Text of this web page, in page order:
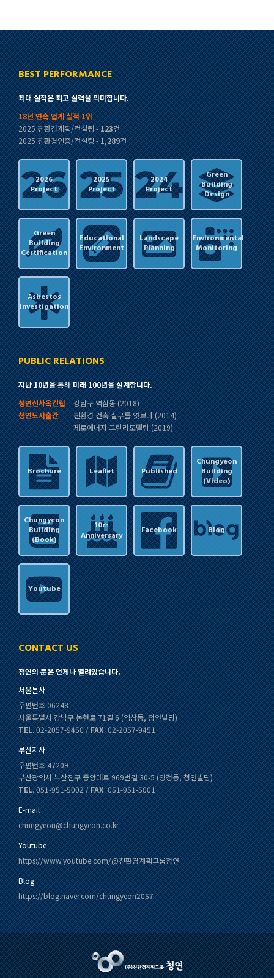
BEST PERFORMANCE
최대 실적은 최고 실력을 의미합니다.
18년 연속 업계 실적 1위
2025 친환경계획/컨설팅 -123건
2025 친환경인증/컨설팅 -1,289건
2026
Project
2025
Project
2024
Project
Green
Building
Design
Green
Building
Certification
Educational
Environment
Landscape
Planning
Environmental
Monitoring
Asbestos
Investigation
PUBLIC RELATIONS
지난 10년을 통해 미래 100년을 설계합니다.
청연신사옥건립
강남구 역삼동 (2018)
청연도서출간
친환경 건축 실무를 엿보다 (2014)
제로에너지 그린리모델링 (2019)
Brochure Leaflet Published
Chungyeon
Building
(Video)
Chungyeon
Building
(Book)
10th
Anniversary Facebook Blog
Youtube
CONTACT US
청연의 문은 언제나 열려있습니다.
서울본사
우편번호 06248
서울특별시 강남구 논현로 71길 6 (역삼동, 청연빌딩)
TEL. 02-2057-9450 /FAX. 02-2057-9451
부산지사
우편번호 47209
부산광역시 부산진구 중앙대로 969번길 30-5 (양정동, 청연빌딩)
TEL. 051-951-5002 /FAX. 051-951-5001
E-mail
chungyeon@chungyeon.co.kr
Youtube
https://www.youtube.com/@친환경계획그룹청연
Blog
https://blog.naver.com/chungyeon2057